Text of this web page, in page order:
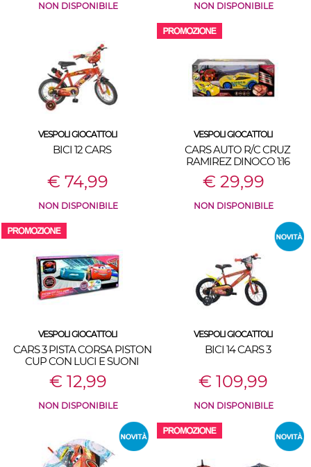
NON DISPONIBILE NON DISPONIBILE
VESPOLI GIOCATTOLI
BICI 12 CARS
€ 74,99
NON DISPONIBILE
VESPOLI GIOCATTOLI
CARS AUTO R/C CRUZ
RAMIREZ DINOCO 1:16
€ 29,99
NON DISPONIBILE
VESPOLI GIOCATTOLI
CARS 3 PISTA CORSA PISTON
CUP CON LUCI E SUONI
€ 12,99
NON DISPONIBILE
VESPOLI GIOCATTOLI
BICI 14 CARS 3
€ 109,99
NON DISPONIBILE